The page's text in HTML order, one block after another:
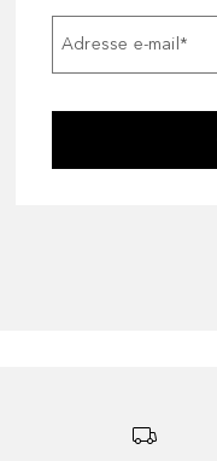
Adresse e-mail*